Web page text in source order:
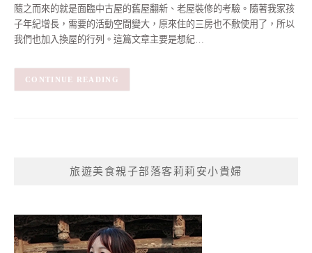
隨之而來的就是面臨中古屋的舊屋翻新、老屋裝修的考驗。隨著我家孩
子年紀增長，需要的活動空間變大，原來住的三房也不敷使用了，所以
我們也加入換屋的行列。這篇文章主要是想紀…
CONTINUE READING
旅遊美食親子部落客莉莉安小貴婦